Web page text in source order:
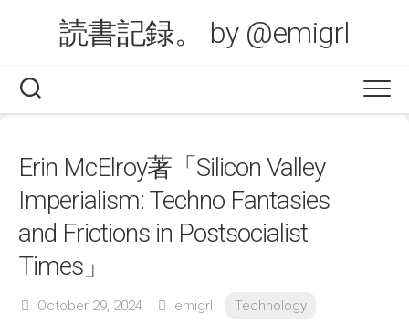
読書記録。 by @emigrl
Erin McElroy著「Silicon Valley
Imperialism: Techno Fantasies
and Frictions in Postsocialist
Times」
October 29, 2024 emigrl Technology